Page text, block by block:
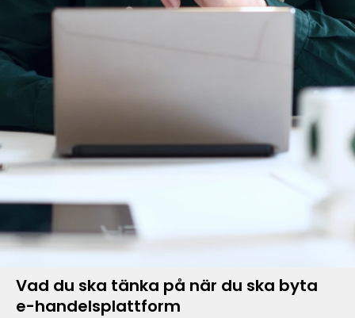
Vad du ska tänka på när du ska byta
e-handelsplattform